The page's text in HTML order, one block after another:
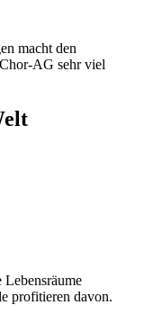
macht den
AG sehr viel
Lebensräume
profitieren davon.